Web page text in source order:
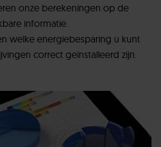
onze berekeningen op de
informatie.
welke energiebesparing u kunt
correct geïnstalleerd zijn.